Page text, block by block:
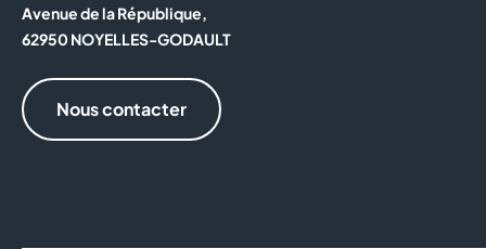
Avenue de la République,
62950 NOYELLES-GODAULT
Nous contacter